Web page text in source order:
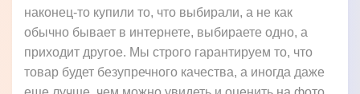
наконец-то купили то, что выбирали, а не как
обычно бывает в интернете, выбираете одно, а
приходит другое. Мы строго гарантируем то, что
товар будет безупречного качества, а иногда даже